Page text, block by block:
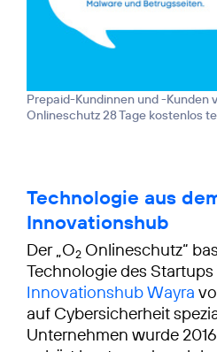
Prepaid-Kundinnen und -Kunden
Onlineschutz 28 Tage kostenlos
Technologie aus
Innovationshub
Der „O2 Onlineschutz“
Technologie des
Innovationshub Wayra
auf Cybersicherheit
Unternehmen wurde